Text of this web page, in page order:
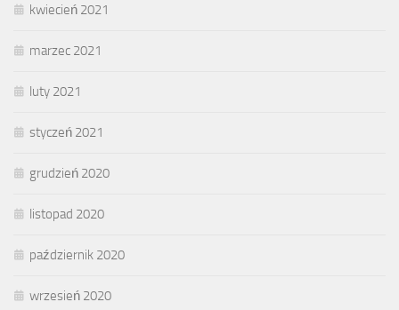
kwiecień 2021
marzec 2021
luty 2021
styczeń 2021
grudzień 2020
listopad 2020
październik 2020
wrzesień 2020